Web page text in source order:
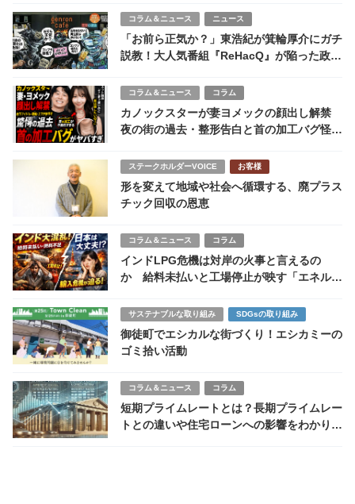
コラム＆ニュース ニュース
「お前ら正気か？」東浩紀が箕輪厚介にガチ
説教！大人気番組『ReHacQ』が陥った政治
コラム＆ニュース コラム
カノックスターが妻ヨメックの顔出し解禁
夜の街の過去・整形告白と首の加工バグ怪現
ステークホルダーVOICE お客様
形を変えて地域や社会へ循環する、廃プラス
チック回収の恩恵
コラム＆ニュース コラム
インドLPG危機は対岸の火事と言えるの
か 給料未払いと工場停止が映す「エネルギ
サステナブルな取り組み SDGsの取り組み
御徒町でエシカルな街づくり！エシカミーの
ゴミ拾い活動
コラム＆ニュース コラム
短期プライムレートとは？長期プライムレー
トとの違いや住宅ローンへの影響をわかりや